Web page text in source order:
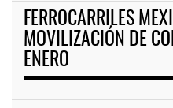
FERROCARRILES
MOVILIZACIÓN DE
ENERO